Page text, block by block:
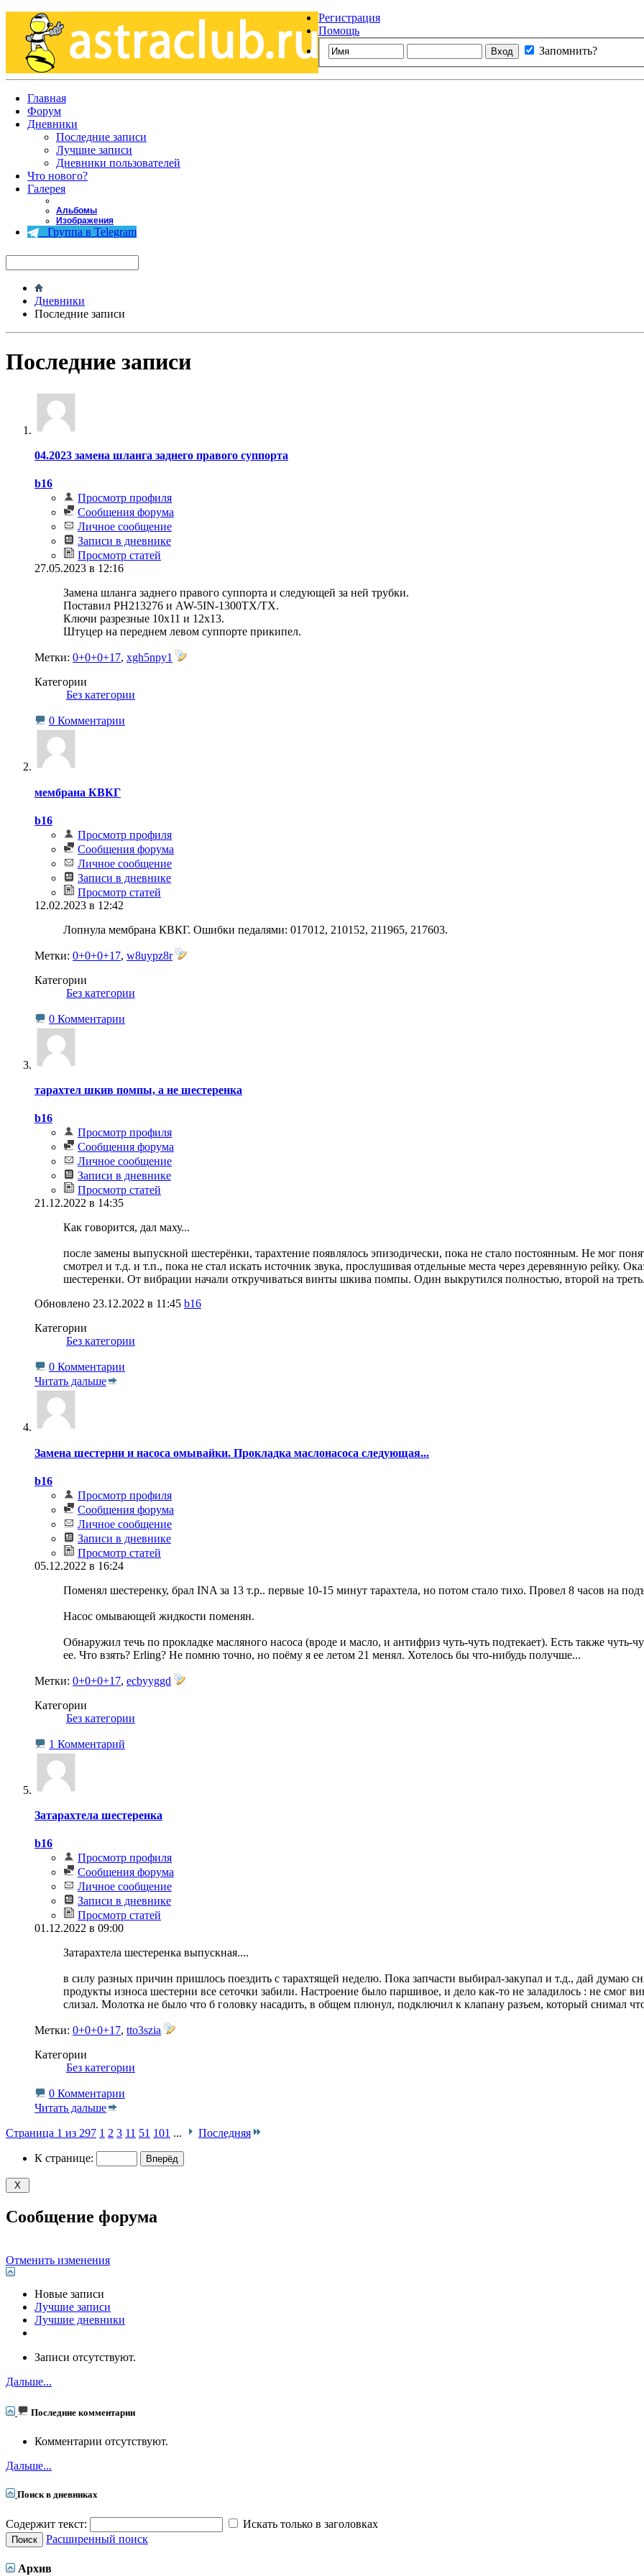
Регистрация
Помощь
Запомнить?
Главная
Форум
Дневники
Последние записи
Лучшие записи
Дневники пользователей
Что нового?
Галерея
Альбомы
Изображения
Группа в Telegram
Дневники
Последние записи
Последние записи
04.2023 замена шланга заднего правого суппорта
b16
Просмотр профиля
Сообщения форума
Личное сообщение
Записи в дневнике
Просмотр статей
27.05.2023 в 12:16
Замена шланга заднего правого суппорта и следующей за ней трубки.
Поставил PH213276 и AW-5IN-1300TX/TX.
Ключи разрезные 10х11 и 12х13.
Штуцер на переднем левом суппорте прикипел.
Метки: 0+0+0+17, xgh5npy1
Категории
Без категории
0 Комментарии
мембрана КВКГ
b16
Просмотр профиля
Сообщения форума
Личное сообщение
Записи в дневнике
Просмотр статей
12.02.2023 в 12:42
Лопнула мембрана КВКГ. Ошибки педалями: 017012, 210152, 211965, 217603.
Метки: 0+0+0+17, w8uypz8r
Категории
Без категории
0 Комментарии
тарахтел шкив помпы, а не шестеренка
b16
Просмотр профиля
Сообщения форума
Личное сообщение
Записи в дневнике
Просмотр статей
21.12.2022 в 14:35
Как говорится, дал маху...
после замены выпускной шестерёнки, тарахтение появлялось эпизодически, пока не стало постоянным. Не мог
смотрел и т.д. и т.п., пока не стал искать источник звука, прослушивая отдельные места через деревянную рейку.
шестеренки. От вибрации начали откручиваться винты шкива помпы. Один выкрутился полностью, второй на
Обновлено 23.12.2022 в 11:45 b16
Категории
Без категории
0 Комментарии
Читать дальше
Замена шестерни и насоса омывайки. Прокладка маслонасоса следующая...
b16
Просмотр профиля
Сообщения форума
Личное сообщение
Записи в дневнике
Просмотр статей
05.12.2022 в 16:24
Поменял шестеренку, брал INA за 13 т.р.. первые 10-15 минут тарахтела, но потом стало тихо. Провел 8 часов на
Насос омывающей жидкости поменян.
Обнаружил течь по прокладке масляного насоса (вроде и масло, и антифриз чуть-чуть подтекает). Есть также
ее. Что взять? Erling? Не помню точно, но поёму я ее летом 21 менял. Хотелось бы что-нибудь получше...
Метки: 0+0+0+17, ecbyyggd
Категории
Без категории
1 Комментарий
Затарахтела шестеренка
b16
Просмотр профиля
Сообщения форума
Личное сообщение
Записи в дневнике
Просмотр статей
01.12.2022 в 09:00
Затарахтела шестеренка выпускная....
в силу разных причин пришлось поездить с тарахтящей неделю. Пока запчасти выбирал-закупал и т.д., дай думаю
продукты износа шестерни все сеточки забили. Настроение было паршивое, и дело как-то не заладилось : не смог
слизал. Молотка не было что б головку насадить, в общем плюнул, подключил к клапану разъем, который снимал
Метки: 0+0+0+17, tto3szia
Категории
Без категории
0 Комментарии
Читать дальше
Страница 1 из 297 1 2 3 11 51 101 ... Последняя
К странице:
Сообщение форума
Отменить изменения
Новые записи
Лучшие записи
Лучшие дневники
Записи отсутствуют.
Дальше...
Последние комментарии
Комментарии отсутствуют.
Дальше...
Поиск в дневниках
Содержит текст:
Искать только в заголовках
Расширенный поиск
Архив